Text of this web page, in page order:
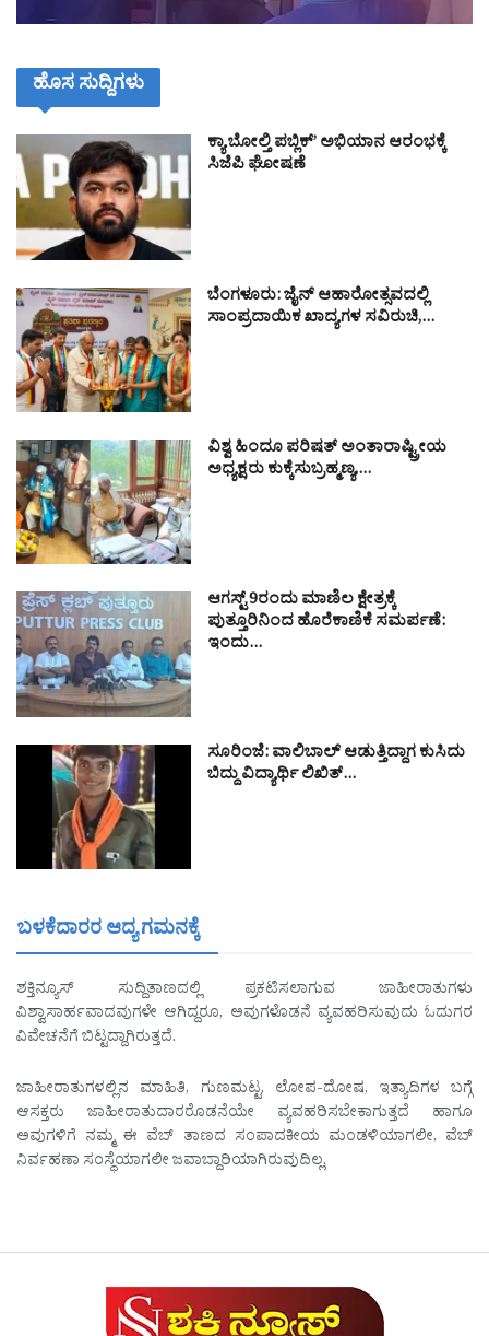
ಹೊಸ ಸುದ್ದಿಗಳು
ಕ್ಯಾ ಬೋಲ್ತಿ ಪಬ್ಲಿಕ್’ ಅಭಿಯಾನ ಆರಂಭಕ್ಕೆ
ಸಿಜೆಪಿ ಘೋಷಣೆ
ಬೆಂಗಳೂರು: ಜೈನ್ ಆಹಾರೋತ್ಸವದಲ್ಲಿ
ಸಾಂಪ್ರದಾಯಿಕ ಖಾದ್ಯಗಳ ಸವಿರುಚಿ,…
ವಿಶ್ವ ಹಿಂದೂ ಪರಿಷತ್ ಅಂತಾರಾಷ್ಟ್ರೀಯ
ಅಧ್ಯಕ್ಷರು ಕುಕ್ಕೆಸುಬ್ರಹ್ಮಣ್ಯ,…
ಆಗಸ್ಟ್ 9ರಂದು ಮಾಣಿಲ ಕ್ಷೇತ್ರಕ್ಕೆ
ಪುತ್ತೂರಿನಿಂದ ಹೊರೆಕಾಣಿಕೆ ಸಮರ್ಪಣೆ:
ಇಂದು…
ಸೂರಿಂಜೆ: ವಾಲಿಬಾಲ್ ಆಡುತ್ತಿದ್ದಾಗ ಕುಸಿದು
ಬಿದ್ದು ವಿದ್ಯಾರ್ಥಿ ಲಿಖಿತ್…
ಬಳಕೆದಾರರ ಆದ್ಯ ಗಮನಕ್ಕೆ
ಶಕ್ತಿನ್ಯೂಸ್ ಸುದ್ದಿತಾಣದಲ್ಲಿ ಪ್ರಕಟಿಸಲಾಗುವ ಜಾಹೀರಾತುಗಳು
ವಿಶ್ವಾಸಾರ್ಹವಾದವುಗಳೇ ಆಗಿದ್ದರೂ, ಅವುಗಳೊಡನೆ ವ್ಯವಹರಿಸುವುದು ಓದುಗರ
ವಿವೇಚನೆಗೆ ಬಿಟ್ಟದ್ದಾಗಿರುತ್ತದೆ.
ಜಾಹೀರಾತುಗಳಲ್ಲಿನ ಮಾಹಿತಿ, ಗುಣಮಟ್ಟ, ಲೋಪ-ದೋಷ, ಇತ್ಯಾದಿಗಳ ಬಗ್ಗೆ
ಆಸಕ್ತರು ಜಾಹೀರಾತುದಾರರೊಡನೆಯೇ ವ್ಯವಹರಿಸಬೇಕಾಗುತ್ತದೆ ಹಾಗೂ
ಅವುಗಳಿಗೆ ನಮ್ಮ ಈ ವೆಬ್ ತಾಣದ ಸಂಪಾದಕೀಯ ಮಂಡಳಿಯಾಗಲೀ, ವೆಬ್
ನಿರ್ವಹಣಾ ಸಂಸ್ಥೆಯಾಗಲೀ ಜವಾಬ್ದಾರಿಯಾಗಿರುವುದಿಲ್ಲ.